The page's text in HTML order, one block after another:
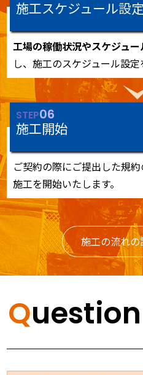
施工スケジュール設定
工場の稼働状況やスケジュー
し、施工のスケジュール設定
STEP06
施工開始
ご契約の際にご提出した規
施工を開始いたします。
施工の流れの
Question